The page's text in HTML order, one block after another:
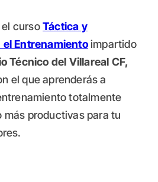
cursoTáctica y
Entrenamientoimpartido
Técnico del Villareal CF,
el que aprenderás a
totalmente
productivas para tu